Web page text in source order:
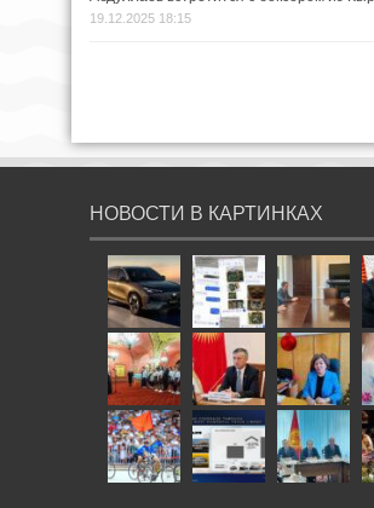
19.12.2025 18:15
НОВОСТИ В КАРТИНКАХ